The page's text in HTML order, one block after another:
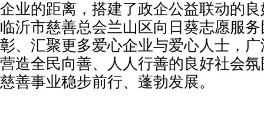
企业的距离，搭建了政企公益联动的
临沂市慈善总会兰山区向日葵志愿服
彰、汇聚更多爱心企业与爱心人士，
营造全民向善、人人行善的良好社会
慈善事业稳步前行、蓬勃发展。